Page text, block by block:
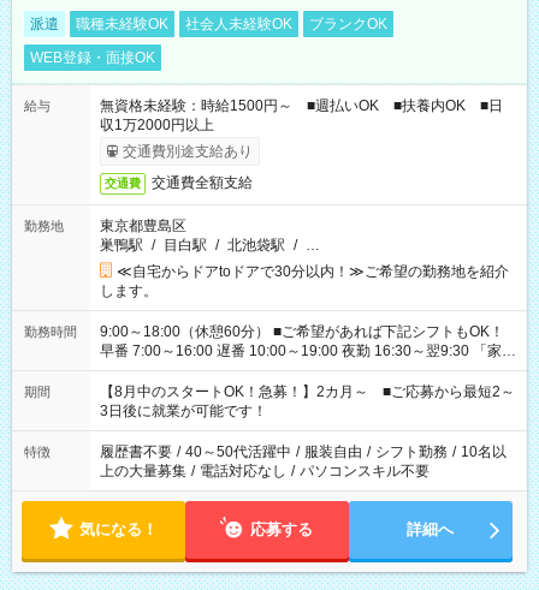
派遣 職種未経験OK 社会人未経験OK
ブランクOK
WEB登録・面接OK
給与
無資格未経験：時給1500円～ ■週払いOK ■扶養内OK ■日
収1万2000円以上
交通費別途支給あり
交通費 交通費全額支給
勤務地
東京都豊島区
巣鴨駅 / 目白駅 / 北池袋駅 / …
≪自宅からドアtoドアで30分以内！≫ご希望の勤務地を紹介
します。
勤務時間
9:00～18:00（休憩60分） ■ご希望があれば下記シフトもOK！
早番 7:00～16:00 遅番 10:00～19:00 夜勤 16:30～翌9:30 「家族
と休みを合わせたい」 「余裕を持って夕飯の準備がしたい」
「できれば残業はしたくない」 など、ご希望を教えてください
ね。 ※Wワーク希望の方へ 今ご覧のお仕事で希望する勤務時間
と、もう1つのお仕事の勤務時間。 合計で週40時間を超える場
合は応募できません。
期間
【8月中のスタートOK！急募！】2カ月～ ■ご応募から最短2～
3日後に就業が可能です！
特徴 履歴書不要 / 40～50代活躍中 / 服装自由 / シフト勤務 / 10名以
上の大量募集 / 電話対応なし / パソコンスキル不要
気になる！ 応募する 詳細へ